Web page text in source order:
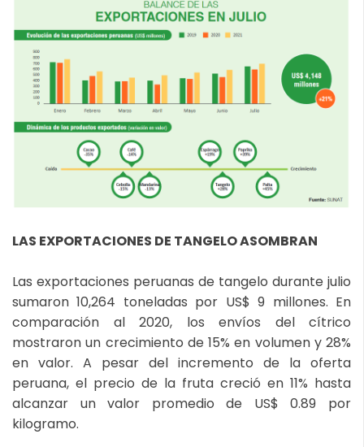
LAS EXPORTACIONES DE TANGELO ASOMBRAN
Las exportaciones peruanas de tangelo durante julio
sumaron 10,264 toneladas por US$ 9 millones. En
comparación al 2020, los envíos del cítrico
mostraron un crecimiento de 15% en volumen y 28%
en valor. A pesar del incremento de la oferta
peruana, el precio de la fruta creció en 11% hasta
alcanzar un valor promedio de US$ 0.89 por
kilogramo.